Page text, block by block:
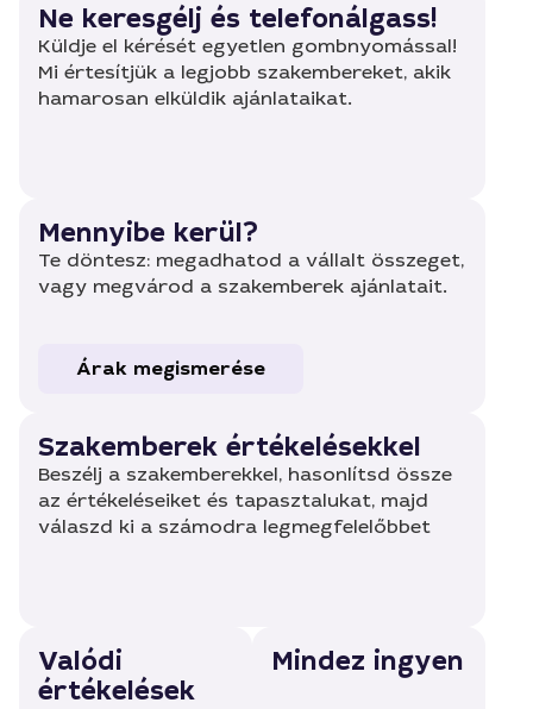
Ne keresgélj és telefonálgass!
Küldje el kérését egyetlen gombnyomással!
Mi értesítjük a legjobb szakembereket, akik
hamarosan elküldik ajánlataikat.
Mennyibe kerül?
Te döntesz: megadhatod a vállalt összeget,
vagy megvárod a szakemberek ajánlatait.
Árak megismerése
Szakemberek értékelésekkel
Beszélj a szakemberekkel, hasonlítsd össze
az értékeléseiket és tapasztalukat, majd
válaszd ki a számodra legmegfelelőbbet
Valódi
értékelések
Mindez ingyen